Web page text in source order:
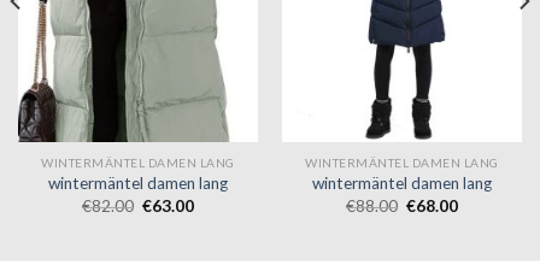
WINTERMÄNTEL DAMEN LANG
wintermäntel damen lang
€82.00 €63.00
WINTERMÄNTEL DAMEN LANG
wintermäntel damen lang
€88.00 €68.00